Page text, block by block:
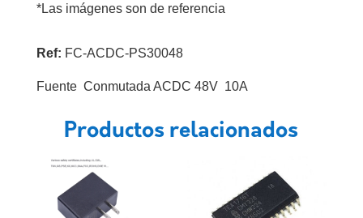
*Las imágenes son de referencia
Ref: FC-ACDC-PS30048
Fuente Conmutada ACDC 48V 10A
Productos relacionados